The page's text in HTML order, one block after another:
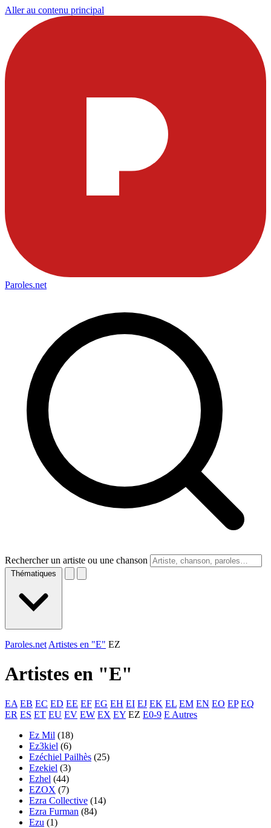
Aller au contenu principal
Paroles.net
Rechercher un artiste ou une chanson
Thématiques
Paroles.net Artistes en "E" EZ
Artistes en "E"
EA EB EC ED EE EF EG EH EI EJ EK EL EM EN EO EP EQ
ER ES ET EU EV EW EX EY EZ E0-9 E Autres
Ez Mil (18)
Ez3kiel (6)
Ezéchiel Pailhès (25)
Ezekiel (3)
Ezhel (44)
EZOX (7)
Ezra Collective (14)
Ezra Furman (84)
Ezu (1)